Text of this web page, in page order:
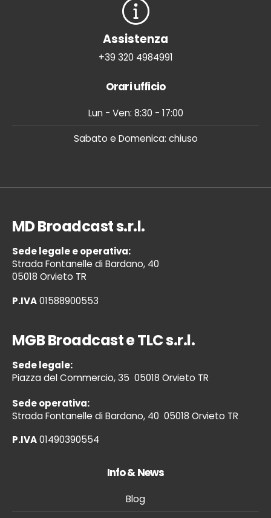
Assistenza
+39 320 4984991
Orari ufficio
Lun - Ven: 8:30 - 17:00
Sabato e Domenica: chiuso
MD Broadcast s.r.l.
Sede legale e operativa:
Strada Fontanelle di Bardano, 40
05018 Orvieto TR
P.IVA01588900553
MGB Broadcast e TLC s.r.l.
Sede legale:
Piazza del Commercio, 35 05018 Orvieto TR
Sede operativa:
Strada Fontanelle di Bardano, 40 05018 Orvieto TR
P.IVA01490390554
Info & News
Blog